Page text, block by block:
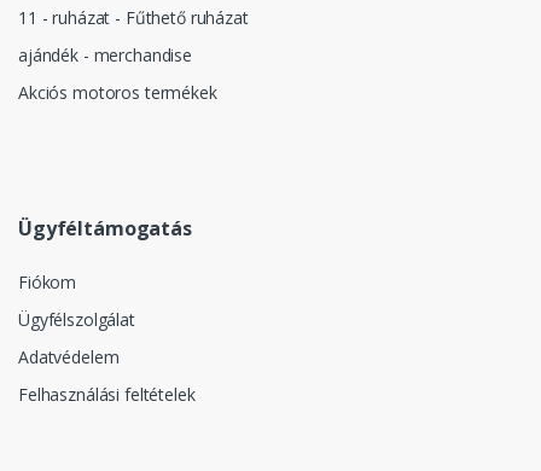
11 - ruházat - Fűthető ruházat
ajándék - merchandise
Akciós motoros termékek
Ügyféltámogatás
Fiókom
Ügyfélszolgálat
Adatvédelem
Felhasználási feltételek